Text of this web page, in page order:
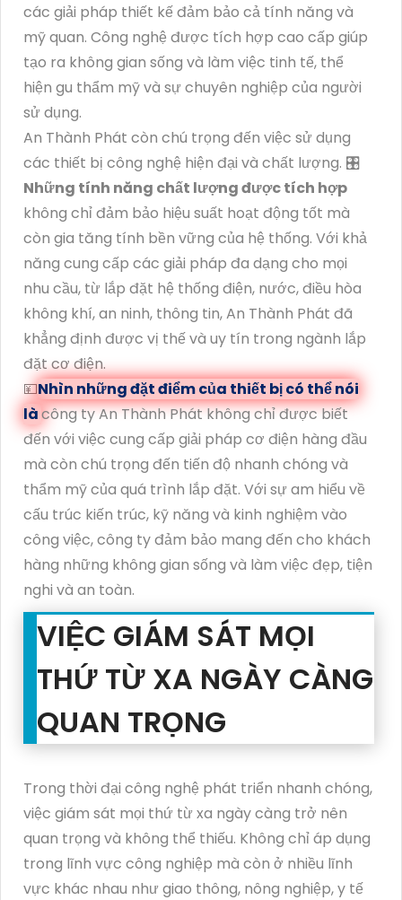
các giải pháp thiết kế đảm bảo cả tính năng và
mỹ quan. Công nghệ được tích hợp cao cấp giúp
tạo ra không gian sống và làm việc tinh tế, thể
hiện gu thẩm mỹ và sự chuyên nghiệp của người
sử dụng.
An Thành Phát còn chú trọng đến việc sử dụng
các thiết bị công nghệ hiện đại và chất lượng. 🎛
Những tính năng chất lượng được tích hợp
không chỉ đảm bảo hiệu suất hoạt động tốt mà
còn gia tăng tính bền vững của hệ thống. Với khả
năng cung cấp các giải pháp đa dạng cho mọi
nhu cầu, từ lắp đặt hệ thống điện, nước, điều hòa
không khí, an ninh, thông tin, An Thành Phát đã
khẳng định được vị thế và uy tín trong ngành lắp
đặt cơ điện.
💴Nhìn những đặt điểm của thiết bị có thể nói
làcông ty An Thành Phát không chỉ được biết
đến với việc cung cấp giải pháp cơ điện hàng đầu
mà còn chú trọng đến tiến độ nhanh chóng và
thẩm mỹ của quá trình lắp đặt. Với sự am hiểu về
cấu trúc kiến trúc, kỹ năng và kinh nghiệm vào
công việc, công ty đảm bảo mang đến cho khách
hàng những không gian sống và làm việc đẹp, tiện
nghi và an toàn.
VIỆC GIÁM SÁT MỌI
THỨ TỪ XA NGÀY CÀNG
QUAN TRỌNG
Trong thời đại công nghệ phát triển nhanh chóng,
việc giám sát mọi thứ từ xa ngày càng trở nên
quan trọng và không thể thiếu. Không chỉ áp dụng
trong lĩnh vực công nghiệp mà còn ở nhiều lĩnh
vực khác nhau như giao thông, nông nghiệp, y tế